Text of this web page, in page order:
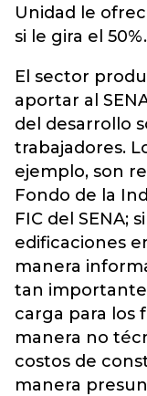
Unidad le
si le gira el
El sector
aportar al
del desarrollo
trabajadores.
ejemplo, son
Fondo de la
FIC del SENA;
edificaciones
manera
tan
carga para los
manera no
costos de
manera